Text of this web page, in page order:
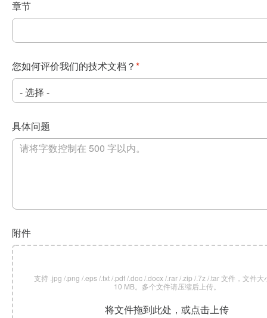
章节
您如何评价我们的技术文档？ *
具体问题
附件
支持 .jpg /.png /.eps /.txt /.pdf /.doc /.docx /.rar /.zip /.7z /.tar 文件，文件大
10 MB。多个文件请压缩后上传。
将文件拖到此处，或点击上传